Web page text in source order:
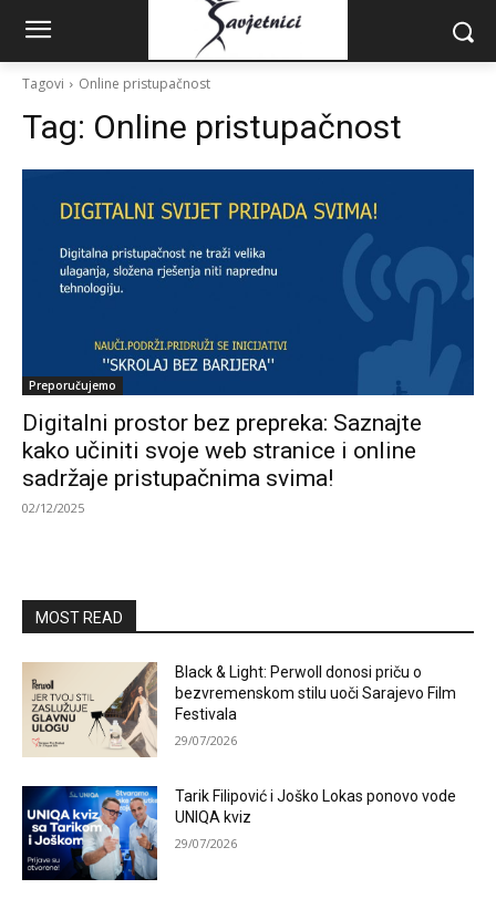
Tagovi Online pristupačnost
Tag: Online pristupačnost
Preporučujemo
Digitalni prostor bez prepreka: Saznajte
kako učiniti svoje web stranice i online
sadržaje pristupačnima svima!
02/12/2025
MOST READ
Black & Light: Perwoll donosi priču o
bezvremenskom stilu uoči Sarajevo Film
Festivala
29/07/2026
Tarik Filipović i Joško Lokas ponovo vode
UNIQA kviz
29/07/2026